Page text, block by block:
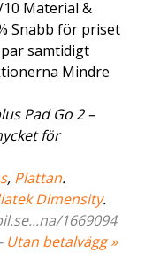
Material &
Snabb för priset
samtidigt
Mindre
Pad Go 2 –
för
, Plattan.
Dimensity.
1669094
Utan betalvägg »